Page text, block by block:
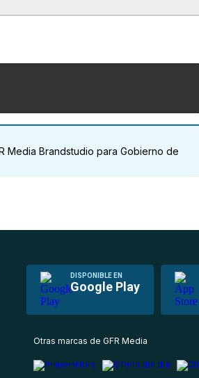
Brandstudio para Gobierno de
DISPONIBLE EN
Google Play
Otras marcas de GFR Media